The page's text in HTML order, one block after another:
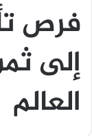
فرص
إلى
العالم